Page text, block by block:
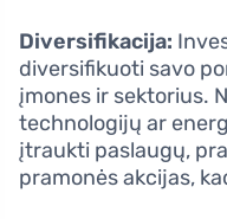
Diversifikacija:
diversifikuoti savo
įmones ir sektorius.
technologijų ar
įtraukti paslaugų,
pramonės akcijas,